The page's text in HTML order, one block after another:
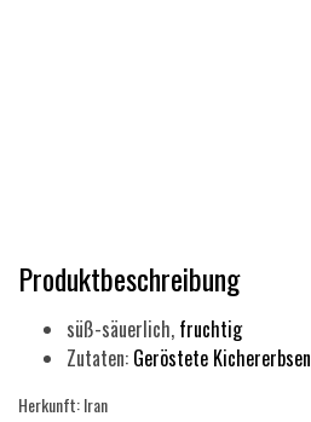
Produktbeschreibung
süß-säuerlich, fruchtig
Zutaten: Geröstete Kichererbsen
Herkunft:Iran